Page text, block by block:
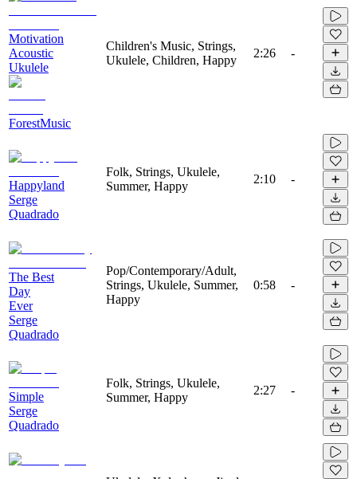
Motivation
Acoustic
Ukulele
ForestMusic
Children's Music, Strings,
Ukulele, Children, Happy
2:26 -
Happyland
Serge
Quadrado
Folk, Strings, Ukulele,
Summer, Happy
2:10 -
The Best
Day
Ever
Serge
Quadrado
Pop/Contemporary/Adult,
Strings, Ukulele, Summer,
Happy
0:58 -
Simple
Serge
Quadrado
Folk, Strings, Ukulele,
Summer, Happy
2:27 -